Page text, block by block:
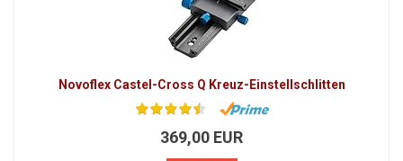
Novoflex Castel-Cross Q Kreuz-Einstellschlitten
369,00 EUR